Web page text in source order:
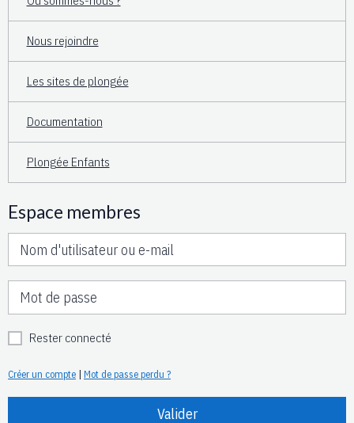
Nous rejoindre
Les sites de plongée
Documentation
Plongée Enfants
Espace membres
Rester connecté
Créer un compte | Mot de passe perdu ?
Valider